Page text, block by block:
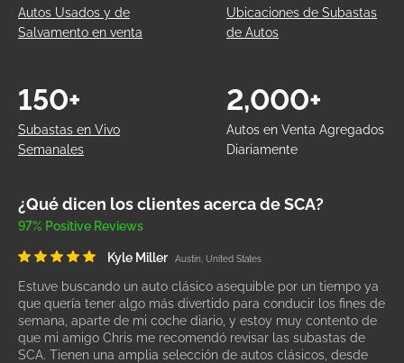
Autos Usados y de
Salvamento en venta
Ubicaciones de Subastas
de Autos
Subastas en Vivo
Semanales
150+
Autos en Venta Agregados
Diariamente
2,000+
¿Qué dicen los clientes acerca de SCA?
97% Positive Reviews
Kyle Miller Austin, United States
Estuve buscando un auto clásico asequible por un tiempo ya
que quería tener algo más divertido para conducir los fines de
semana, aparte de mi coche diario, y estoy muy contento de
que mi amigo Chris me recomendó revisar las subastas de
SCA. Tienen una amplia selección de autos clásicos, desde